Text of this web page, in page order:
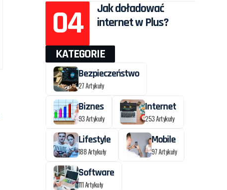
Jak doładować
internet w Plus?
KATEGORIE
Bezpieczeństwo
27 Artykuły
Biznes
93 Artykuły
Internet
253 Artykuły
Lifestyle
188 Artykuły
Mobile
97 Artykuły
Software
111 Artykuły